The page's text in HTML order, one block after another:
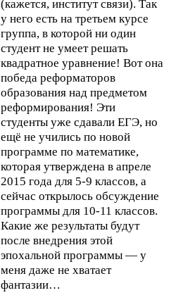
(кажется, институт связи). Так
у него есть на третьем курсе
группа, в которой ни один
студент не умеет решать
квадратное уравнение! Вот она
победа реформаторов
образования над предметом
реформирования! Эти
студенты уже сдавали ЕГЭ, но
ещё не учились по новой
программе по математике,
которая утверждена в апреле
2015 года для 5-9 классов, а
сейчас открылось обсуждение
программы для 10-11 классов.
Какие же результаты будут
после внедрения этой
эпохальной программы — у
меня даже не хватает
фантазии…